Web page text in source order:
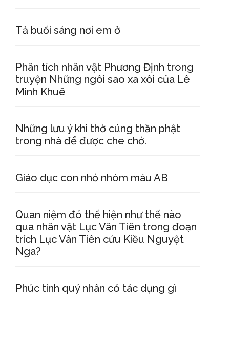
Tả buổi sáng nơi em ở
Phân tích nhân vật Phương Định trong
truyện Những ngôi sao xa xôi của Lê
Minh Khuê
Những lưu ý khi thờ cúng thần phật
trong nhà để được che chở.
Giáo dục con nhỏ nhóm máu AB
Quan niệm đó thể hiện như thế nào
qua nhân vật Lục Vân Tiên trong đoạn
trích Lục Vân Tiên cứu Kiều Nguyệt
Nga?
Phúc tinh quý nhân có tác dụng gì